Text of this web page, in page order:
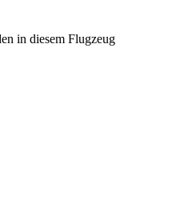
in diesem Flugzeug